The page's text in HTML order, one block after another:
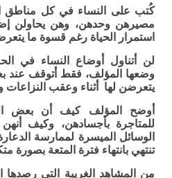
كُتب على النساء في كل مناطق
مصيرهن وحدهن، وهن يحاولن
استمرار الحياة رغم قسوة ما
لن أتناول أوضاع النساء في
وضعها المؤلف، فقط أتوقف عند
يتعرضن لها أثناء وعقب النزاعات
أوضح المؤلف كيف أن بعض
للمتاجرة بأجسادهن، وكيف
الوسائل الميسرة لممارسة
تنتهي بانتهاء فترة المتعة بصورة
من المشاهد الغريبة التي